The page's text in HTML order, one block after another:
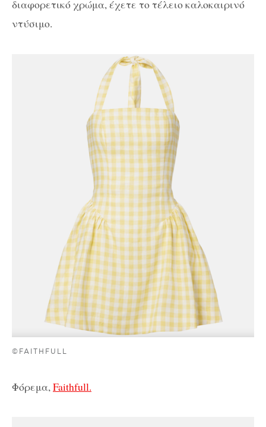
διαφορετικό χρώμα, έχετε το τέλειο καλοκαιρινό
ντύσιμο.
©FAITHFULL
Φόρεμα, Faithfull.